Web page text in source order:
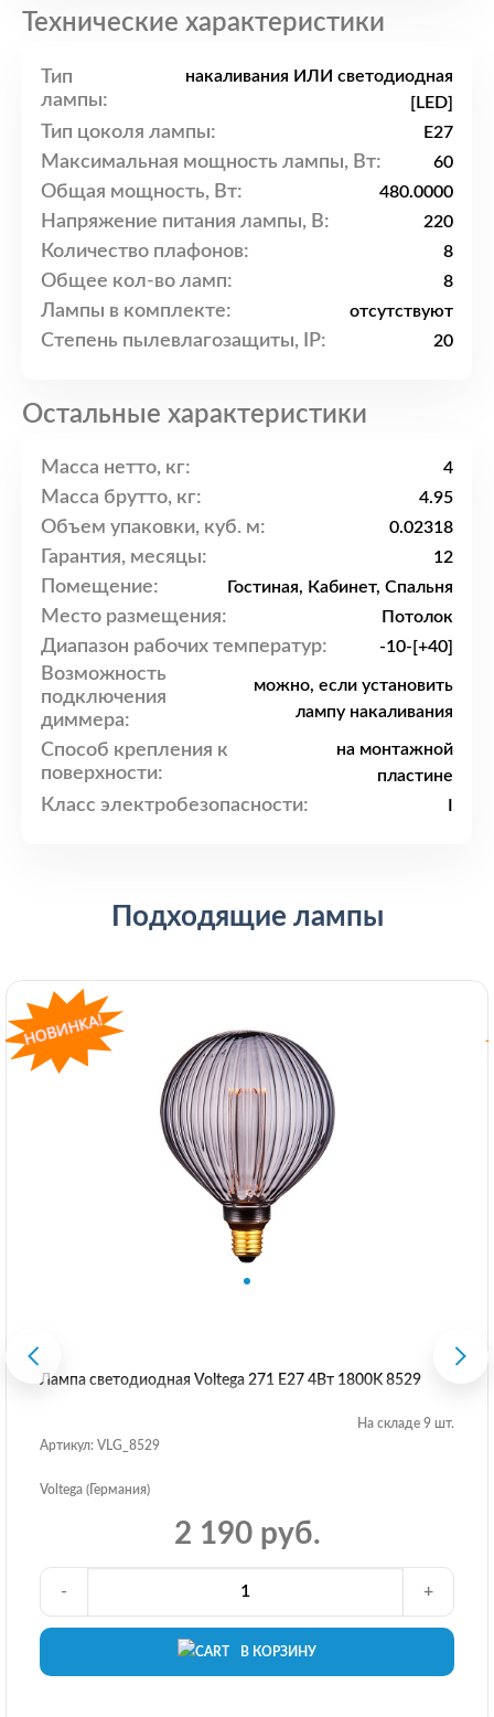
Технические характеристики
Тип
лампы:
накаливания ИЛИ светодиодная
[LED]
Тип цоколя лампы: E27
Максимальная мощность лампы, Вт: 60
Общая мощность, Вт: 480.0000
Напряжение питания лампы, В: 220
Количество плафонов: 8
Общее кол-во ламп: 8
Лампы в комплекте: отсутствуют
Степень пылевлагозащиты, IP: 20
Остальные характеристики
Масса нетто, кг: 4
Масса брутто, кг: 4.95
Объем упаковки, куб. м: 0.02318
Гарантия, месяцы: 12
Помещение: Гостиная, Кабинет, Спальня
Место размещения: Потолок
Диапазон рабочих температур: -10-[+40]
Возможность
подключения
диммера:
можно, если установить
лампу накаливания
Способ крепления к
поверхности:
на монтажной
пластине
Класс электробезопасности:
Подходящие лампы
Лампа светодиодная Voltega 271 E27 4Вт 1800K 8529
На складе 9 шт.
Артикул: VLG_8529
Voltega (Германия)
2 190 руб.
В КОРЗИНУ
- +